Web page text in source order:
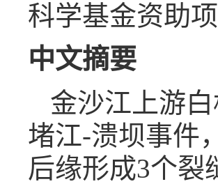
科学基金资助
中文摘要
金沙江上游
堵江-溃坝事件
后缘形成3个裂